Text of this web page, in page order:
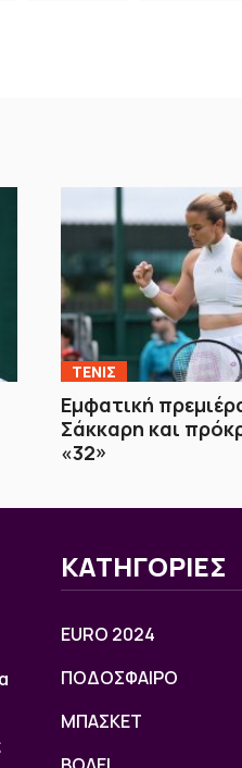
ΤΕΝΙΣ
Εμφατική
Σάκκαρη και
«32»
ΚΑΤΗΓΟΡΙΕΣ
EURO 2024
ΠΟΔΟΣΦΑΙΡΟ
ΜΠΑΣΚΕΤ